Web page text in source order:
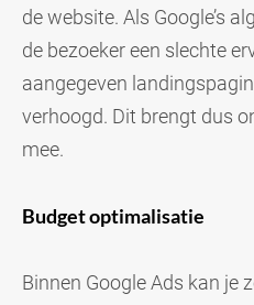
de website. Als Google’s
de bezoeker een slechte
aangegeven
verhoogd. Dit brengt dus
mee.
Budget optimalisatie
Binnen Google Ads kan je